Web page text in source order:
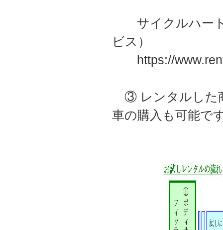
サイクルハート
ビス）
https://
③ レンタルした
車の購入も可能で